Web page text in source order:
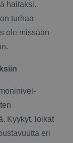
haitaksi.
turhaa
ole missään
Kyykyt, loikat
eri